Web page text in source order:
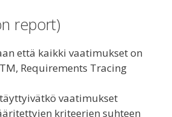
report)
että kaikki vaatimukset on
Requirements Tracing
vaatimukset
kriteerien suhteen